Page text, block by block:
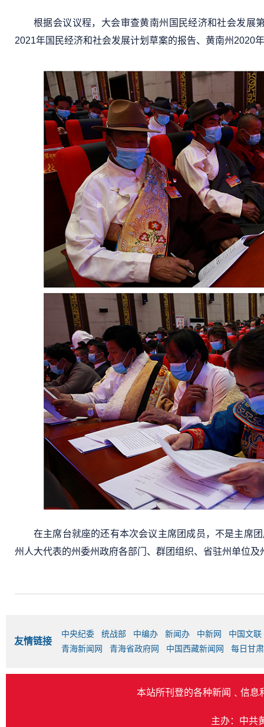
根据会议议程，大会审查黄南州国民经济和社会发展
2021年国民经济和社会发展计划草案的报告、黄南州2020
在主席台就座的还有本次会议主席团成员，不是主席
州人大代表的州委州政府各部门、群团组织、省驻州单位及
友情链接
中央纪委 统战部 中编办 新闻办 中新网
中国文联
青海新闻网
青海省政府网 中国西藏新闻网 每日甘
本站所刊登的各种新闻﹑信息
主办：中共